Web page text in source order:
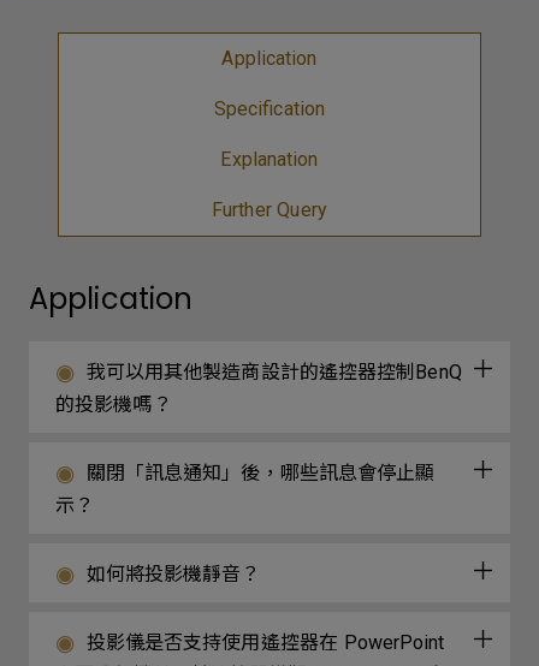
Application
Specification
Explanation
Further Query
Application
我可以用其他製造商設計的遙控器控制BenQ
的投影機嗎？
關閉「訊息通知」後，哪些訊息會停止顯
示？
如何將投影機靜音？
投影儀是否支持使用遙控器在 PowerPoint